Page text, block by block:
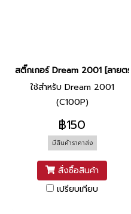
สติ๊กเกอร์ Dream 2001 [ลายต
ใช้สำหรับ Dream 2001
(C100P)
฿150
มีสินค้าราคาส่ง
สั่งซื้อสินค้า
เปรียบเทียบ